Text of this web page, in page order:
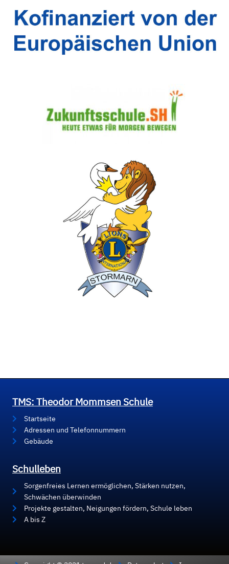
TMS: Theodor Mommsen Schule
Startseite
Adressen und Telefonnummern
Gebäude
Schulleben
Sorgenfreies Lernen ermöglichen, Stärken nutzen,
Schwächen überwinden
Projekte gestalten, Neigungen fördern, Schule leben
A bis Z